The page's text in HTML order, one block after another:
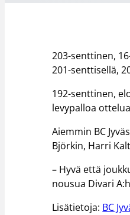
203-senttinen,
201-senttisellä,
192-senttinen,
levypalloa
Aiemmin BC
Björkin, Harri
– Hyvä että
nousua Divari
Lisätietoja: BC